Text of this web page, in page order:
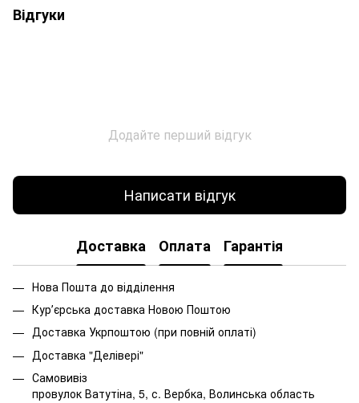
Відгуки
Додайте перший відгук
Написати відгук
Доставка Оплата Гарантія
Нова Пошта до відділення
Курʼєрська доставка Новою Поштою
Доставка Укрпоштою (при повній оплаті)
Доставка "Делівері"
Самовивіз
провулок Ватутіна, 5, с. Вербка, Волинська область